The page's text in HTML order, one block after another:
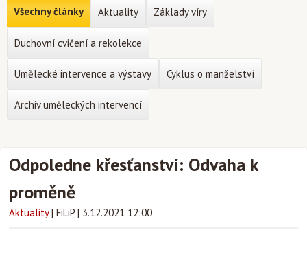
Odpoledne křesťanství: Odvaha k
proměně
Aktuality | FiLiP | 3.12.2021 12:00
Všechny články Aktuality Základy víry
Duchovní cvičení a rekolekce
Umělecké intervence a výstavy Cyklus o manželství
Archiv uměleckých intervencí